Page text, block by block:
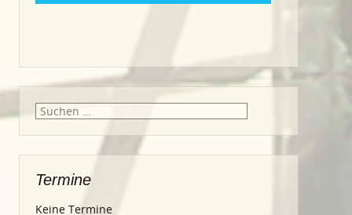
Suche
Termine
Keine Termine